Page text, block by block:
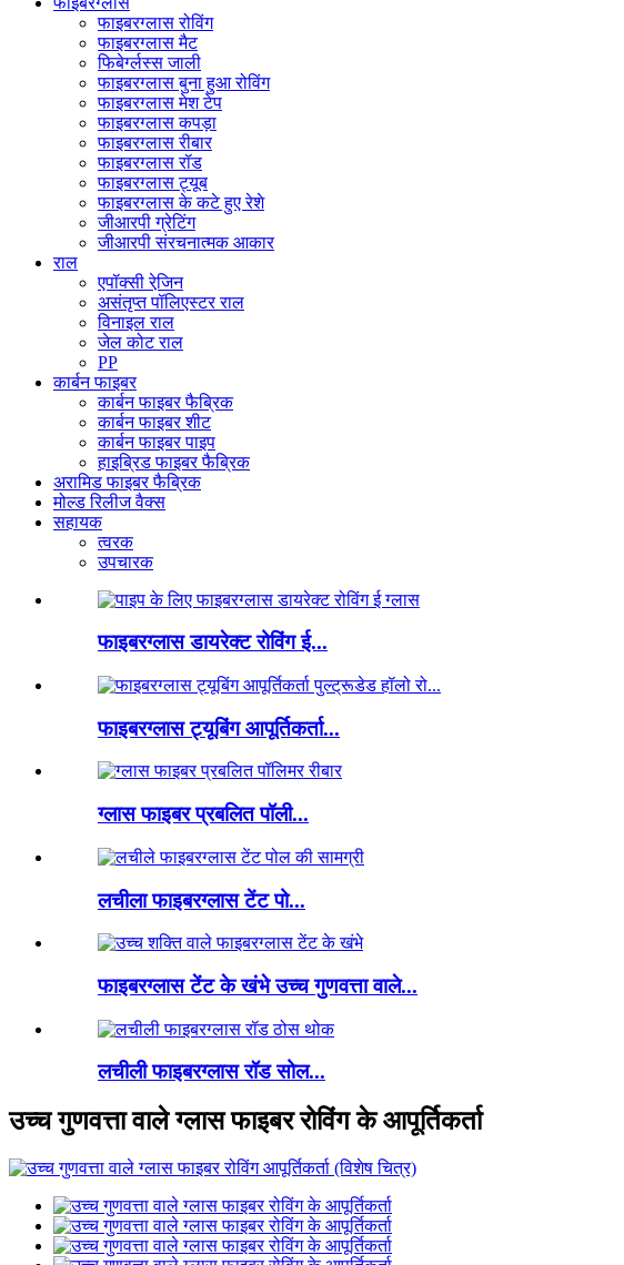
फाइबरग्लास रोविंग
फाइबरग्लास मैट
फिबेर्ग्लस्स जाली
फाइबरग्लास बुना हुआ रोविंग
फाइबरग्लास मेश टेप
फाइबरग्लास कपड़ा
फाइबरग्लास रीबार
फाइबरग्लास रॉड
फाइबरग्लास ट्यूब
फाइबरग्लास के कटे हुए रेशे
जीआरपी ग्रेटिंग
जीआरपी संरचनात्मक आकार
राल
एपॉक्सी रेजि़न
असंतृप्त पॉलिएस्टर राल
विनाइल राल
जेल कोट राल
PP
कार्बन फाइबर
कार्बन फाइबर फैब्रिक
कार्बन फाइबर शीट
कार्बन फाइबर पाइप
हाइब्रिड फाइबर फैब्रिक
अरामिड फाइबर फैब्रिक
मोल्ड रिलीज वैक्स
सहायक
त्वरक
उपचारक
फाइबरग्लास डायरेक्ट रोविंग ई...
फाइबरग्लास ट्यूबिंग आपूर्तिकर्ता...
ग्लास फाइबर प्रबलित पॉली...
लचीला फाइबरग्लास टेंट पो...
फाइबरग्लास टेंट के खंभे उच्च गुणवत्ता वाले...
लचीली फाइबरग्लास रॉड सोल...
उच्च गुणवत्ता वाले ग्लास फाइबर रोविंग के आपूर्तिकर्ता